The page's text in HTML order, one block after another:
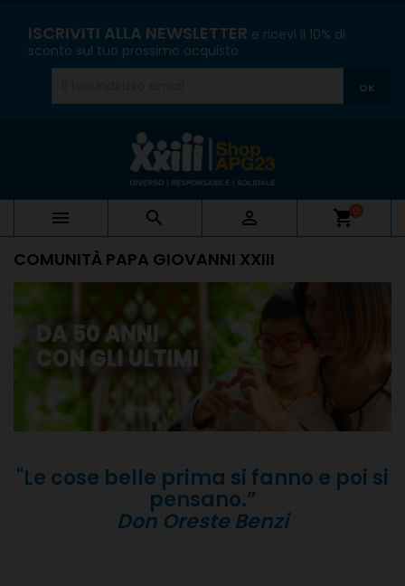
ISCRIVITI ALLA NEWSLETTER e ricevi il 10% di
sconto sul tuo prossimo acquisto
   shopping_cart0
COMUNITÀ PAPA GIOVANNI XXIII
"Le cose belle prima si fanno e poi si
pensano.”
Don Oreste Benzi